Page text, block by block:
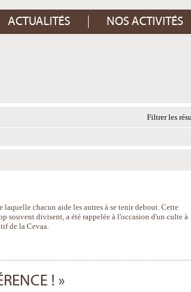
ACTUALITÉS NOS ACTIVITÉS
Filtrer les
chacun aide les autres à se tenir debout. Cette
souvent divisent, a été rappelée à l'occasion d'un culte à
de la Cevaa.
! »